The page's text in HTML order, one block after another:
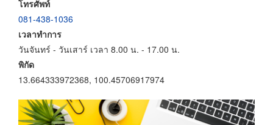
โทรศัพท์
081-438-1036
เวลาทำการ
วันจันทร์ - วันเสาร์ เวลา 8.00 น. - 17.00 น.
พิกัด
13.664333972368, 100.45706917974